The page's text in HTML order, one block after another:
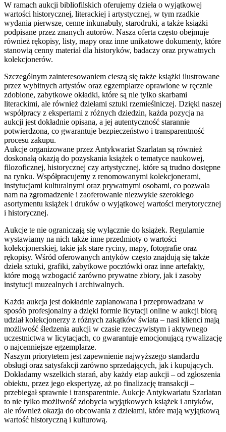
W ramach aukcji bibliofilskich oferujemy dzieła o wyjątkowej
wartości historycznej, literackiej i artystycznej, w tym rzadkie
wydania pierwsze, cenne inkunabuły, starodruki, a także książki
podpisane przez znanych autorów. Nasza oferta często obejmuje
również rękopisy, listy, mapy oraz inne unikatowe dokumenty, które
stanowią cenny materiał dla historyków, badaczy oraz prywatnych
kolekcjonerów.
Szczególnym zainteresowaniem cieszą się także książki ilustrowane
przez wybitnych artystów oraz egzemplarze oprawione w ręcznie
zdobione, zabytkowe okładki, które są nie tylko skarbami
literackimi, ale również dziełami sztuki rzemieślniczej. Dzięki naszej
współpracy z ekspertami z różnych dziedzin, każda pozycja na
aukcji jest dokładnie opisana, a jej autentyczność starannie
potwierdzona, co gwarantuje bezpieczeństwo i transparentność
procesu zakupu.
Aukcje organizowane przez Antykwariat Szarlatan są również
doskonałą okazją do pozyskania książek o tematyce naukowej,
filozoficznej, historycznej czy artystycznej, które są trudno dostępne
na rynku. Współpracujemy z renomowanymi kolekcjonerami,
instytucjami kulturalnymi oraz prywatnymi osobami, co pozwala
nam na zgromadzenie i zaoferowanie niezwykle szerokiego
asortymentu książek i druków o wyjątkowej wartości merytorycznej
i historycznej.
Aukcje te nie ograniczają się wyłącznie do książek. Regularnie
wystawiamy na nich także inne przedmioty o wartości
kolekcjonerskiej, takie jak stare ryciny, mapy, fotografie oraz
rękopisy. Wśród oferowanych antyków często znajdują się także
dzieła sztuki, grafiki, zabytkowe pocztówki oraz inne artefakty,
które mogą wzbogacić zarówno prywatne zbiory, jak i zasoby
instytucji muzealnych i archiwalnych.
Każda aukcja jest dokładnie zaplanowana i przeprowadzana w
sposób profesjonalny a dzięki formie licytacji online w aukcji biorą
udział kolekcjonerzy z różnych zakątków świata – nasi klienci mają
możliwość śledzenia aukcji w czasie rzeczywistym i aktywnego
uczestnictwa w licytacjach, co gwarantuje emocjonującą rywalizację
o najcenniejsze egzemplarze.
Naszym priorytetem jest zapewnienie najwyższego standardu
obsługi oraz satysfakcji zarówno sprzedających, jak i kupujących.
Dokładamy wszelkich starań, aby każdy etap aukcji – od zgłoszenia
obiektu, przez jego ekspertyzę, aż po finalizację transakcji –
przebiegał sprawnie i transparentnie. Aukcje Antykwariatu Szarlatan
to nie tylko możliwość zdobycia wyjątkowych książek i antyków,
ale również okazja do obcowania z dziełami, które mają wyjątkową
wartość historyczną i kulturową.